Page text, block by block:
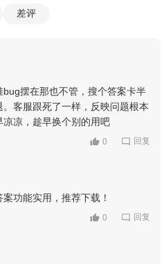
差评
bug摆在那也不管，搜个答案卡半
客服跟死了一样，反映问题根本
凉，趁早换个别的用吧
0 回复
功能实用，推荐下载！
0 回复